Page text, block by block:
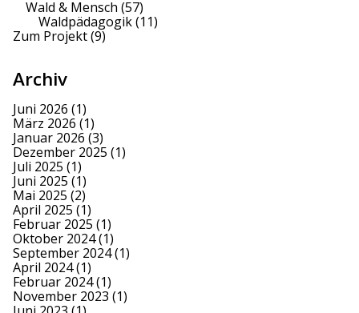
Wald & Mensch (57)
Waldpädagogik(11)
Zum Projekt(9)
Archiv
Juni 2026 (1)
März 2026 (1)
Januar 2026 (3)
Dezember 2025 (1)
Juli 2025 (1)
Juni 2025 (1)
Mai 2025 (2)
April 2025 (1)
Februar 2025 (1)
Oktober 2024(1)
September 2024(1)
April 2024(1)
Februar 2024(1)
November 2023 (1)